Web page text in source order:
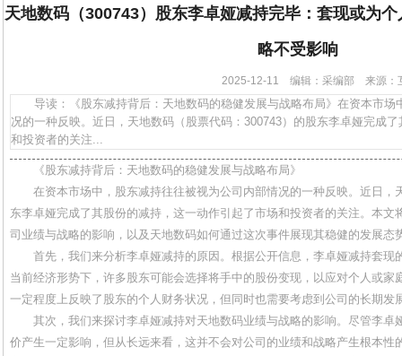
与战略不受影响
天地数码（300743）股东李卓娅减持完毕：套现或为
略不受影响
2025-12-11 编辑：采编部 来源
导读：《股东减持背后：天地数码的稳健发展与战略布局》在资本市场
况的一种反映。近日，天地数码（股票代码：300743）的股东李卓娅完成
和投资者的关注...
《股东减持背后：天地数码的稳健发展与战略布局》
在资本市场中，股东减持往往被视为公司内部情况的一种反映。近日，
东李卓娅完成了其股份的减持，这一动作引起了市场和投资者的关注。本文
司业绩与战略的影响，以及天地数码如何通过这次事件展现其稳健的发展态
首先，我们来分析李卓娅减持的原因。根据公开信息，李卓娅减持套现
当前经济形势下，许多股东可能会选择将手中的股份变现，以应对个人或家
一定程度上反映了股东的个人财务状况，但同时也需要考虑到公司的长期发
其次，我们来探讨李卓娅减持对天地数码业绩与战略的影响。尽管李卓
价产生一定影响，但从长远来看，这并不会对公司的业绩和战略产生根本性